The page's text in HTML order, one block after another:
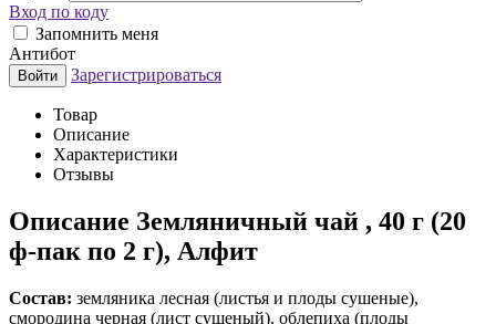
Вход по коду
Запомнить меня
Антибот
Войти Зарегистрироваться
Товар
Описание
Характеристики
Отзывы
Описание Земляничный чай , 40 г (20
ф-пак по 2 г), Алфит
Состав: земляника лесная (листья и плоды сушеные),
смородина черная (лист сушеный), облепиха (плоды